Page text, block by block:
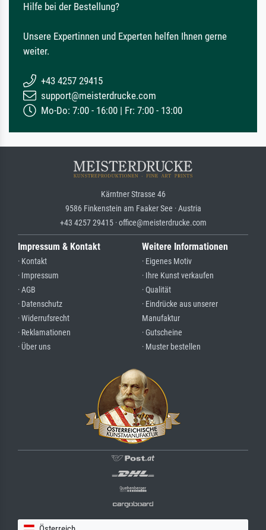
Hilfe bei der Bestellung?
Unsere Expertinnen und Experten helfen Ihnen gerne
weiter.
+43 4257 29415
support@meisterdrucke.com
Mo-Do: 7:00 - 16:00 | Fr: 7:00 - 13:00
Kärntner Strasse 46
9586 Finkenstein am Faaker See · Austria
+43 4257 29415 · office@meisterdrucke.com
Impressum & Kontakt
· Kontakt
· Impressum
· AGB
· Datenschutz
· Widerrufsrecht
· Reklamationen
· Über uns
Weitere Informationen
· Eigenes Motiv
· Ihre Kunst verkaufen
· Qualität
· Eindrücke aus unserer
Manufaktur
· Gutscheine
· Muster bestellen